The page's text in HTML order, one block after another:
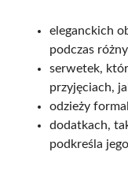
eleganckich
podczas
serwetek,
przyjęciach,
odzieży
dodatkach,
podkreśla